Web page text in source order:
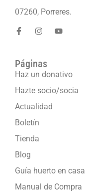
07260, Porreres.
Páginas
Haz un donativo
Hazte socio/socia
Actualidad
Boletín
Tienda
Blog
Guía huerto en casa
Manual de Compra